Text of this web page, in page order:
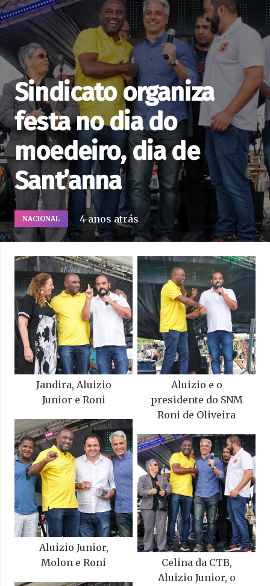
Sindicato organiza
festa no dia do
moedeiro, dia de
Sant’anna
NACIONAL 4 anos atrás
Jandira, Aluizio
Junior e Roni
Aluizio e o
presidente do SNM
Roni de Oliveira
Aluizio Junior,
Molon e Roni
Celina da CTB,
Aluizio Junior, o